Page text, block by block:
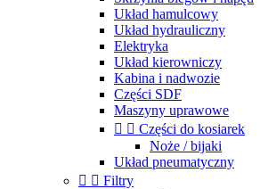
Układ hamulcowy
Układ hydrauliczny
Elektryka
Układ kierowniczy
Kabina i nadwozie
Części SDF
Maszyny uprawowe
  Części do kosiarek
Noże / bijaki
Układ pneumatyczny
  Filtry